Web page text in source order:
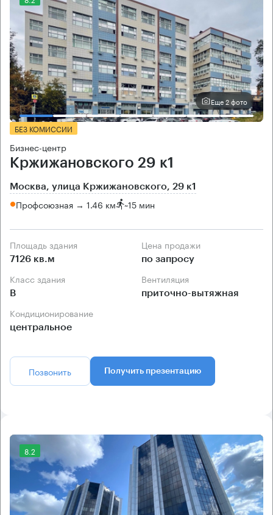
Еще 2 фото
БЕЗ КОМИССИИ
Бизнес-центр
Кржижановского 29 к1
Москва, улица Кржижановского, 29 к1
Профсоюзная → 1.46 км ~15 мин
Площадь здания
7126 кв.м
Цена продажи
по запросу
Класс здания
B
Вентиляция
приточно-вытяжная
Кондиционирование
центральное
Позвонить Получить презентацию
8.2